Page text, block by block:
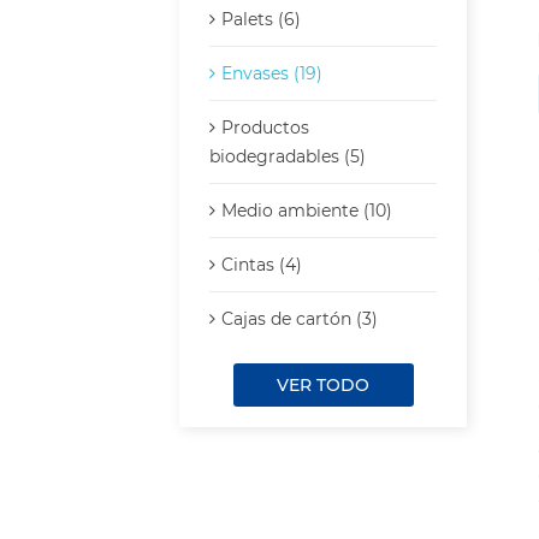
Palets (6)
Envases (19)
Productos
biodegradables (5)
Medio ambiente (10)
Cintas (4)
Cajas de cartón (3)
VER TODO